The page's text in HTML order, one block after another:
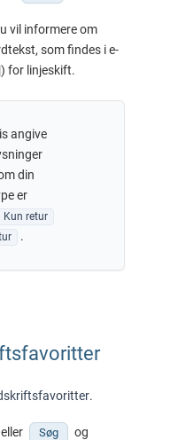
vil informere om
som findes i e-
for linjeskift.
angive
din
er
Kun retur
.
.
eller Søg
og